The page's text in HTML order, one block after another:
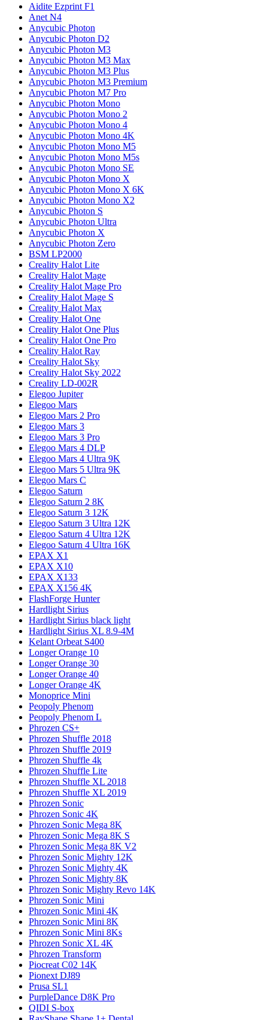
Aidite Ezprint F1
Anet N4
Anycubic Photon
Anycubic Photon D2
Anycubic Photon M3
Anycubic Photon M3 Max
Anycubic Photon M3 Plus
Anycubic Photon M3 Premium
Anycubic Photon M7 Pro
Anycubic Photon Mono
Anycubic Photon Mono 2
Anycubic Photon Mono 4
Anycubic Photon Mono 4K
Anycubic Photon Mono M5
Anycubic Photon Mono M5s
Anycubic Photon Mono SE
Anycubic Photon Mono X
Anycubic Photon Mono X 6K
Anycubic Photon Mono X2
Anycubic Photon S
Anycubic Photon Ultra
Anycubic Photon X
Anycubic Photon Zero
BSM LP2000
Creality Halot Lite
Creality Halot Mage
Creality Halot Mage Pro
Creality Halot Mage S
Creality Halot Max
Creality Halot One
Creality Halot One Plus
Creality Halot One Pro
Creality Halot Ray
Creality Halot Sky
Creality Halot Sky 2022
Creality LD-002R
Elegoo Jupiter
Elegoo Mars
Elegoo Mars 2 Pro
Elegoo Mars 3
Elegoo Mars 3 Pro
Elegoo Mars 4 DLP
Elegoo Mars 4 Ultra 9K
Elegoo Mars 5 Ultra 9K
Elegoo Mars C
Elegoo Saturn
Elegoo Saturn 2 8K
Elegoo Saturn 3 12K
Elegoo Saturn 3 Ultra 12K
Elegoo Saturn 4 Ultra 12K
Elegoo Saturn 4 Ultra 16K
EPAX X1
EPAX X10
EPAX X133
EPAX X156 4K
FlashForge Hunter
Hardlight Sirius
Hardlight Sirius black light
Hardlight Sirius XL 8.9-4M
Kelant Orbeat S400
Longer Orange 10
Longer Orange 30
Longer Orange 40
Longer Orange 4K
Monoprice Mini
Peopoly Phenom
Peopoly Phenom L
Phrozen CS+
Phrozen Shuffle 2018
Phrozen Shuffle 2019
Phrozen Shuffle 4k
Phrozen Shuffle Lite
Phrozen Shuffle XL 2018
Phrozen Shuffle XL 2019
Phrozen Sonic
Phrozen Sonic 4K
Phrozen Sonic Mega 8K
Phrozen Sonic Mega 8K S
Phrozen Sonic Mega 8K V2
Phrozen Sonic Mighty 12K
Phrozen Sonic Mighty 4K
Phrozen Sonic Mighty 8K
Phrozen Sonic Mighty Revo 14K
Phrozen Sonic Mini
Phrozen Sonic Mini 4K
Phrozen Sonic Mini 8K
Phrozen Sonic Mini 8Ks
Phrozen Sonic XL 4K
Phrozen Transform
Piocreat C02 14K
Pionext DJ89
Prusa SL1
PurpleDance D8K Pro
QIDI S-box